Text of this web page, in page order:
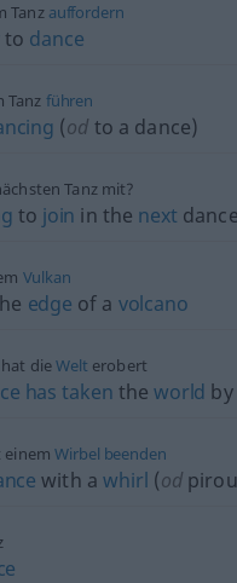
Tanz auffordern
to dance
Tanz führen
(od to a dance)
Tanz mit?
to join in the next
Vulkan
edge of a volcano
hat dieWelt erobert
has taken theworld by
einemWirbel beenden
with awhirl (od